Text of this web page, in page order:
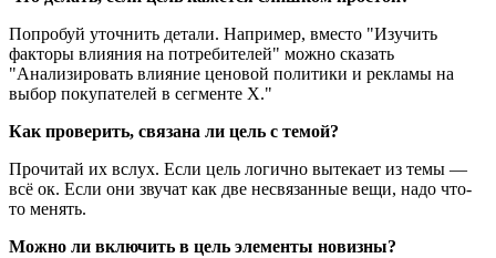
Попробуй уточнить детали. Например, вместо "Изучить
факторы влияния на потребителей" можно сказать
"Анализировать влияние ценовой политики и рекламы на
выбор покупателей в сегменте X."
Как проверить, связана ли цель с темой?
Прочитай их вслух. Если цель логично вытекает из темы —
всё ок. Если они звучат как две несвязанные вещи, надо что-
то менять.
Можно ли включить в цель элементы новизны?